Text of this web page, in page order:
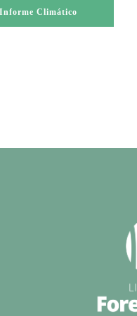
Informe Climático